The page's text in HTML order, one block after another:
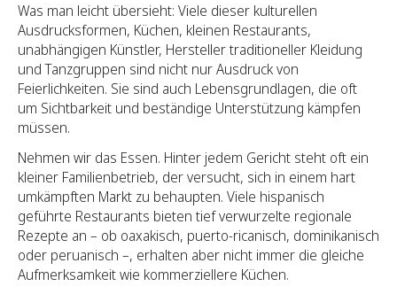
Was man leicht übersieht: Viele dieser kulturellen
Ausdrucksformen, Küchen, kleinen Restaurants,
unabhängigen Künstler, Hersteller traditioneller Kleidung
und Tanzgruppen sind nicht nur Ausdruck von
Feierlichkeiten. Sie sind auch Lebensgrundlagen, die oft
um Sichtbarkeit und beständige Unterstützung kämpfen
müssen.
Nehmen wir das Essen. Hinter jedem Gericht steht oft ein
kleiner Familienbetrieb, der versucht, sich in einem hart
umkämpften Markt zu behaupten. Viele hispanisch
geführte Restaurants bieten tief verwurzelte regionale
Rezepte an – ob oaxakisch, puerto-ricanisch, dominikanisch
oder peruanisch –, erhalten aber nicht immer die gleiche
Aufmerksamkeit wie kommerziellere Küchen.